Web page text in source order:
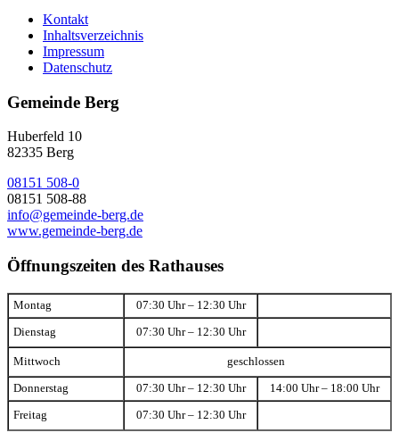
Kontakt
Inhaltsverzeichnis
Impressum
Datenschutz
Gemeinde Berg
Huberfeld 10
82335 Berg
08151 508-0
08151 508-88
info@gemeinde-berg.de
www.gemeinde-berg.de
Öffnungszeiten des Rathauses
Montag 07:30 Uhr – 12:30 Uhr
Dienstag 07:30 Uhr – 12:30 Uhr
Mittwoch geschlossen
Donnerstag 07:30 Uhr – 12:30 Uhr 14:00 Uhr – 18:00 Uhr
Freitag 07:30 Uhr – 12:30 Uhr